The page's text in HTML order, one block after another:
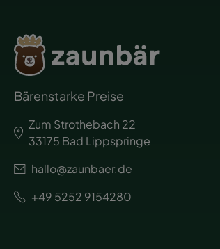
Bärenstarke Preise
Zum Strothebach 22
33175 Bad Lippspringe
hallo@zaunbaer.de
+49 5252 9154280